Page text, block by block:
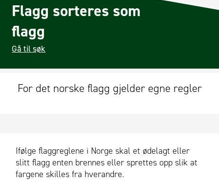
Flagg sorteres som
flagg
Gå til søk
For det norske flagg gjelder egne regler
Ifølge flaggreglene i Norge skal et ødelagt eller
slitt flagg enten brennes eller sprettes opp slik at
fargene skilles fra hverandre.